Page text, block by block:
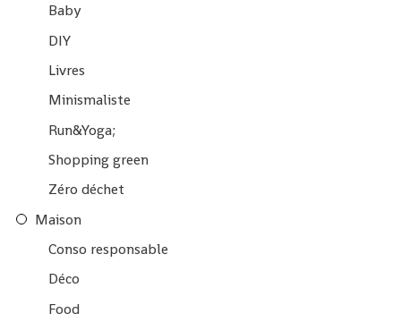
Baby
DIY
Livres
Minismaliste
Run&Yoga;
Shopping green
Zéro déchet
Maison
Conso responsable
Déco
Food